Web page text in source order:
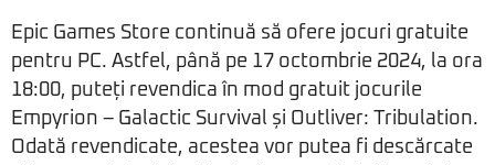
Epic Games Store continuă să ofere jocuri gratuite
pentru PC. Astfel, până pe 17 octombrie 2024, la ora
18:00, puteți revendica în mod gratuit jocurile
Empyrion – Galactic Survival și Outliver: Tribulation.
Odată revendicate, acestea vor putea fi descărcate